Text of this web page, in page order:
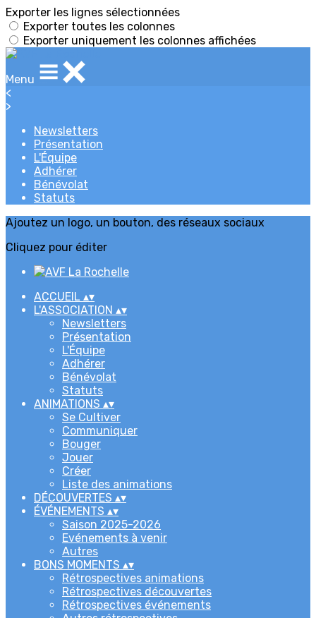
Exporter les lignes sélectionnées
Exporter toutes les colonnes
Exporter uniquement les colonnes affichées
Menu
<
>
Newsletters
Présentation
L'Équipe
Adhérer
Bénévolat
Statuts
Ajoutez un logo, un bouton, des réseaux sociaux
Cliquez pour éditer
ACCUEIL ▴▾
L'ASSOCIATION ▴▾
Newsletters
Présentation
L'Équipe
Adhérer
Bénévolat
Statuts
ANIMATIONS ▴▾
Se Cultiver
Communiquer
Bouger
Jouer
Créer
Liste des animations
DÉCOUVERTES ▴▾
ÉVÉNEMENTS ▴▾
Saison 2025-2026
Evénements à venir
Autres
BONS MOMENTS ▴▾
Rétrospectives animations
Rétrospectives découvertes
Rétrospectives événements